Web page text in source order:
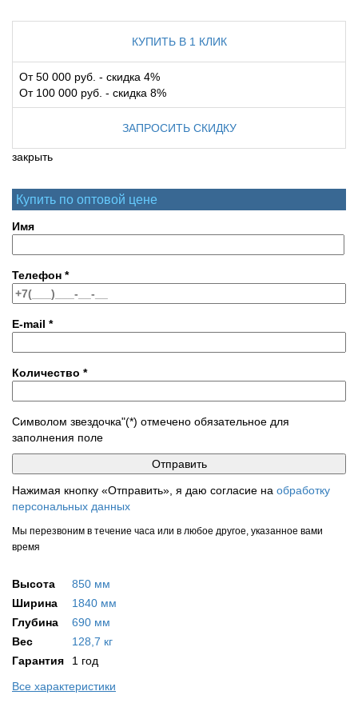
КУПИТЬ В 1 КЛИК
От 50 000 руб. - скидка 4%
От 100 000 руб. - скидка 8%
ЗАПРОСИТЬ СКИДКУ
закрыть
Купить по оптовой цене
Имя
Телефон *
E-mail *
Количество *
Символом звездочка"(*) отмечено обязательное для
заполнения поле
Нажимая кнопку «Отправить», я даю согласие на обработку
персональных данных
Мы перезвоним в течение часа или в любое другое, указанное вами
время
Высота
850 мм
Ширина
1840 мм
Глубина
690 мм
Вес
128,7 кг
Гарантия
1 год
Все характеристики